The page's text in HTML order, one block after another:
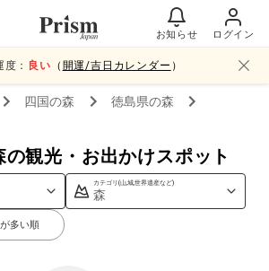
お知らせ ログイン
： 良い （ 開運/吉日カレンダー ）
四国の森 徳島県の森
観光・お出かけスポット
カテゴリ(山,城,世界遺産など)
森
多い順